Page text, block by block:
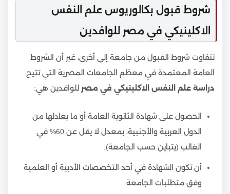
شروط قبول بكالوريوس علم النفس
الاكلينيكي في مصر للوافدين
تتفاوت شروط القبول من جامعة إلى أخرى، غير أن الشروط
العامة المعتمدة في معظم الجامعات المصرية التي تتيح
دراسة علم النفس الاكلينيكي في مصر للوافدين هي:
الحصول على شهادة الثانوية العامة أو ما يعادلها من
الدول العربية والأجنبية، بمعدل لا يقل عن 60% في
الغالب (يتباين حسب الجامعة).
أن تكون الشهادة في أحد التخصصات الأدبية أو العلمية
وفق متطلبات الجامعة.